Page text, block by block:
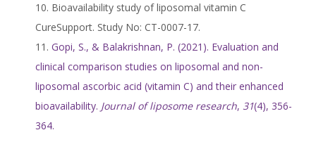
Bioavailability study of liposomal vitamin C
CureSupport. Study No: CT-0007-17.
Gopi, S., & Balakrishnan, P. (2021). Evaluation and
clinical comparison studies on liposomal and non-
liposomal ascorbic acid (vitamin C) and their enhanced
bioavailability. Journal of liposome research, 31(4), 356-
364.